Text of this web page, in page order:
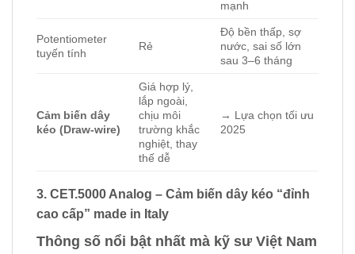
mạnh
Potentiometer
tuyến tính
Rẻ
Độ bền thấp, sợ
nước, sai số lớn
sau 3–6 tháng
Cảm biến dây
kéo (Draw-wire)
Giá hợp lý,
lắp ngoài,
chịu môi
trường khắc
nghiệt, thay
thế dễ
→ Lựa chọn tối ưu
2025
3. CET.5000 Analog – Cảm biến dây kéo “đỉnh
cao cấp” made in Italy
Thông số nổi bật nhất mà kỹ sư Việt Nam